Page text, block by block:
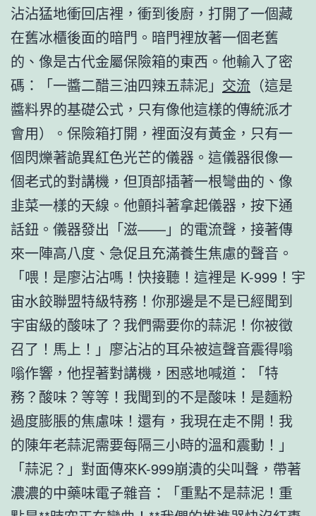
沾沾猛地衝回店裡，衝到後廚，打開了一個藏
在舊冰櫃後面的暗門。暗門裡放著一個老舊
的、像是古代金屬保險箱的東西。他輸入了密
碼：「一醬二醋三油四辣五蒜泥」 交流 （這是
醬料界的基礎公式，只有像他這樣的傳統派才
會用）。保險箱打開，裡面沒有黃金，只有一
個閃爍著詭異紅色光芒的儀器。這儀器很像一
個老式的對講機，但頂部插著一根彎曲的、像
韭菜一樣的天線。他顫抖著拿起儀器，按下通
話鈕。儀器發出「滋——」的電流聲，接著傳
來一陣高八度、急促且充滿養生焦慮的聲音。
「喂！是廖沾沾嗎！快接聽！這裡是 K-999！宇
宙水餃聯盟特級特務！你那邊是不是已經聞到
宇宙級的酸味了？我們需要你的蒜泥！你被徵
召了！馬上！」廖沾沾的耳朵被這聲音震得嗡
嗡作響，他捏著對講機，困惑地喊道：「特
務？酸味？等等！我聞到的不是酸味！是麵粉
過度膨脹的焦慮味！還有，我現在走不開！我
的陳年老蒜泥需要每隔三小時的溫和震動！」
「蒜泥？」對面傳來K-999崩潰的尖叫聲，帶著
濃濃的中藥味電子雜音：「重點不是蒜泥！重